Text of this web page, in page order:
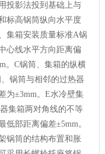
投影法投到基础上与
标高锅筒纵向水平度
集箱安装质量标准A锅
心线水平方向距离偏
。C锅筒、集箱的纵横
锅筒与相邻的过热器
为±3mm。E水冷壁集
集箱两对角线的不等
低部距离偏差±5mm。
锅筒的结构布置和胀